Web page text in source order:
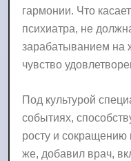
гармонии. Что
психиатра, не
зарабатыванием на
чувство
Под культурой
событиях,
росту и
же, добавил врач,